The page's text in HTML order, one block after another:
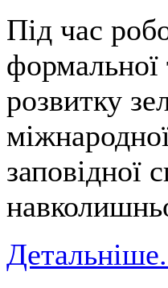
Під час
формальної
розвитку
заповідної